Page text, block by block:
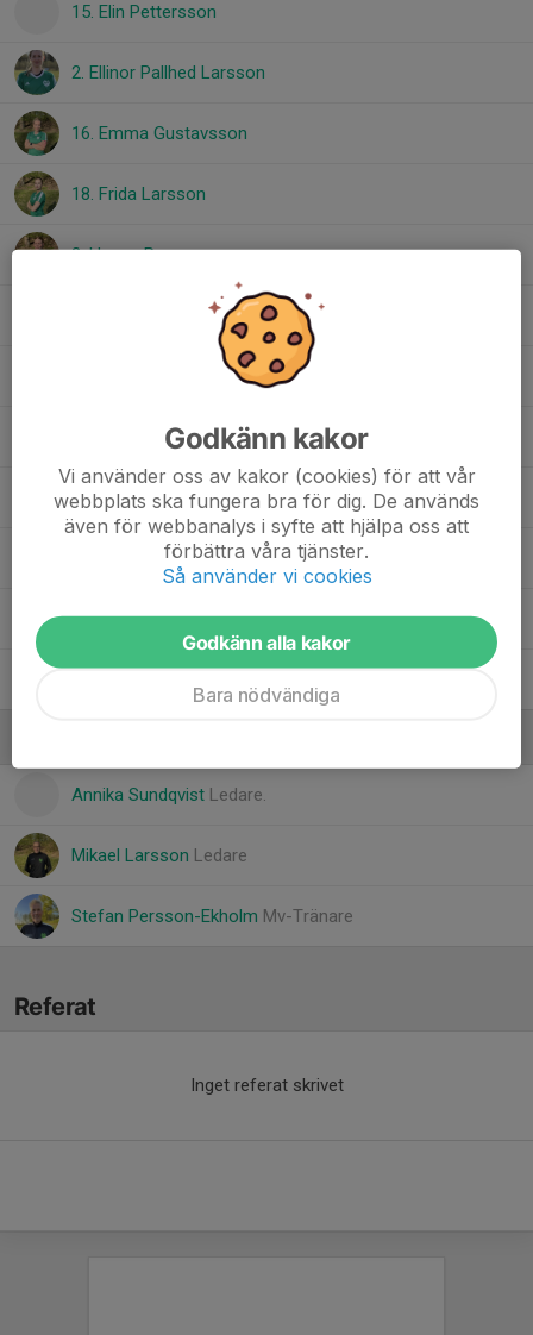
15. Elin Pettersson
2. Ellinor Pallhed Larsson
16. Emma Gustavsson
18. Frida Larsson
3. Hanna Puman
20. Jessica Håkansson
14. Karin Halonen
13. Moa Wahlgren
12. Molly Karlsson
8. Sanna Larsson
Annika Sundqvist Ledare.
Mikael Larsson Ledare
Stefan Persson-Ekholm Mv-Tränare
Referat
Inget referat skrivet
Godkänn kakor
Vi använder oss av kakor (cookies) för att vår
webbplats ska fungera bra för dig. De används
även för webbanalys i syfte att hjälpa oss att
förbättra våra tjänster.
Så använder vi cookies
Godkänn alla kakor
Bara nödvändiga